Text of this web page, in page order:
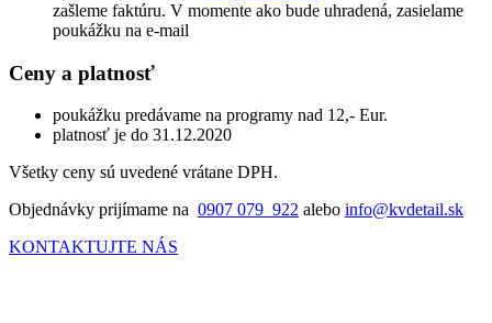
zašleme faktúru. V momente ako bude uhradená, zasielame
poukážku na e-mail
Ceny a platnosť
poukážku predávame na programy nad 12,- Eur.
platnosť je do 31.12.2020
Všetky ceny sú uvedené vrátane DPH.
Objednávky prijímame na 0907 079 922 alebo info@kvdetail.sk
KONTAKTUJTE NÁS